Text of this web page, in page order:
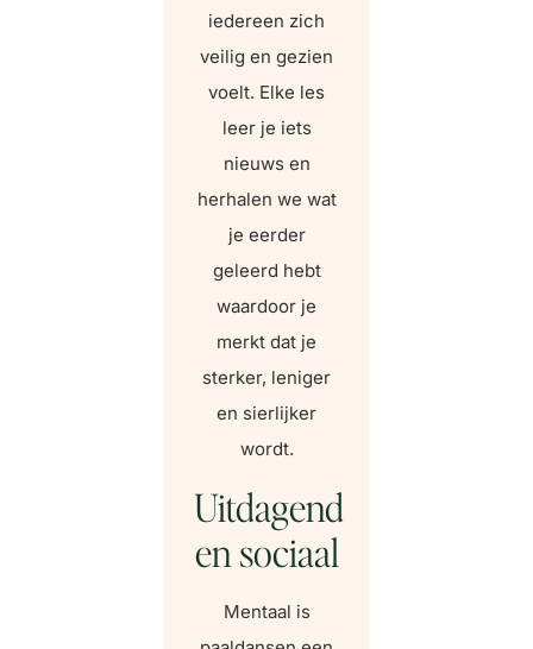
iedereen zich
veilig en gezien
voelt. Elke les
leer je iets
nieuws en
herhalen we wat
je eerder
geleerd hebt
waardoor je
merkt dat je
sterker, leniger
en sierlijker
wordt.
Uitdagend
en sociaal
Mentaal is